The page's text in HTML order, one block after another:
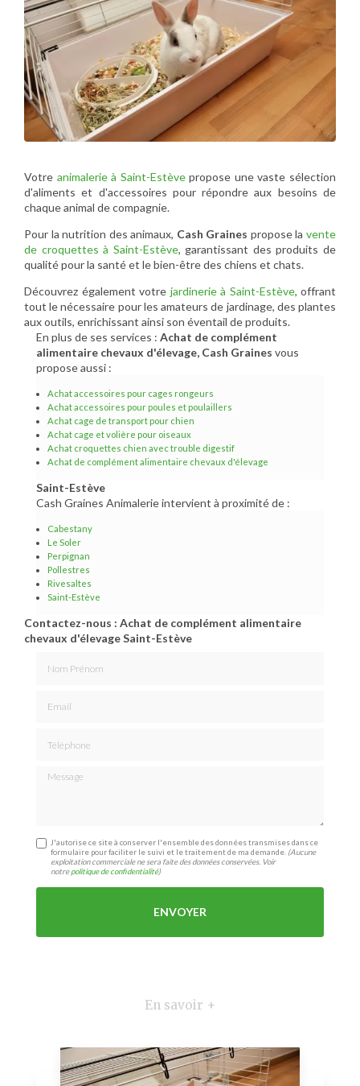
Votre animalerie à Saint-Estèvepropose une vaste sélection
d'aliments et d'accessoires pour répondre aux besoins de
chaque animal de compagnie.
Pour la nutrition des animaux, Cash Graines propose lavente
de croquettes à Saint-Estève, garantissant des produits de
qualité pour la santé et le bien-être des chiens et chats.
Découvrez également votre jardinerie à Saint-Estève, offrant
tout le nécessaire pour les amateurs de jardinage, des plantes
aux outils, enrichissant ainsi son éventail de produits.
En plus de ses services : Achat de complément
alimentaire chevaux d'élevage, Cash Graines vous
propose aussi :
Achat accessoires pour cages rongeurs
Achat accessoires pour poules et poulaillers
Achat cage de transport pour chien
Achat cage et volière pour oiseaux
Achat croquettes chien avec trouble digestif
Achat de complément alimentaire chevaux d'élevage
Saint-Estève
Cash Graines Animalerie intervient à proximité de :
Cabestany
Le Soler
Perpignan
Pollestres
Rivesaltes
Saint-Estève
Contactez-nous : Achat de complément alimentaire
chevaux d'élevage Saint-Estève
Message
J'autorise ce site à conserver l'ensemble des données transmises dans ce
formulaire pour faciliter le suivi et le traitement de ma demande. (Aucune
exploitation commerciale ne sera faite des données conservées. Voir
notrepolitique de confidentialité)
En savoir +